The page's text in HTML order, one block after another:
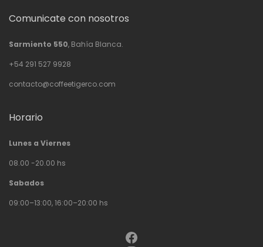
Comunicate con nosotros
Sarmiento 550, Bahía Blanca.
+54 291 527 9928
contacto@coffeetigerco.com
Horario
Lunes a Viernes
08.00 -20.00 hs
Sabados
09:00–13:00, 16:00–20:00 hs
Facebook